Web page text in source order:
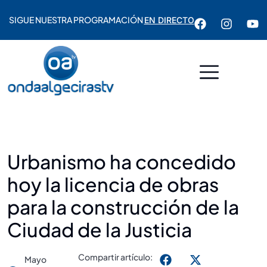
SIGUE NUESTRA PROGRAMACIÓNEN DIRECTO
Urbanismo ha concedido
hoy la licencia de obras
para la construcción de la
Ciudad de la Justicia
Mayo
Compartir artículo: